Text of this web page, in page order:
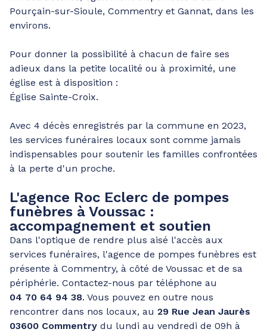
Pourçain-sur-Sioule, Commentry et Gannat, dans les
environs.
Pour donner la possibilité à chacun de faire ses
adieux dans la petite localité ou à proximité, une
église est à disposition :
Église Sainte-Croix.
Avec 4 décès enregistrés par la commune en 2023,
les services funéraires locaux sont comme jamais
indispensables pour soutenir les familles confrontées
à la perte d'un proche.
L'agence Roc Eclerc de pompes
funèbres à Voussac :
accompagnement et soutien
Dans l'optique de rendre plus aisé l'accès aux
services funéraires, l'agence de pompes funèbres est
présente à Commentry, à côté de Voussac et de sa
périphérie. Contactez-nous par téléphone au
04 70 64 94 38. Vous pouvez en outre nous
rencontrer dans nos locaux, au 29 Rue Jean Jaurès
03600 Commentry du lundi au vendredi de 09h à